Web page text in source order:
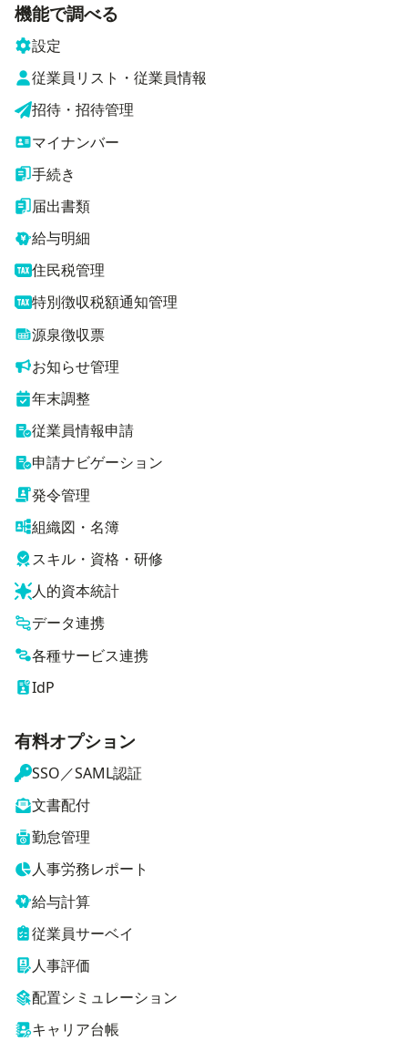
機能で調べる
設定
従業員リスト・従業員情報
招待・招待管理
マイナンバー
手続き
届出書類
給与明細
住民税管理
特別徴収税額通知管理
源泉徴収票
お知らせ管理
年末調整
従業員情報申請
申請ナビゲーション
発令管理
組織図・名簿
スキル・資格・研修
人的資本統計
データ連携
各種サービス連携
IdP
有料オプション
SSO／SAML認証
文書配付
勤怠管理
人事労務レポート
給与計算
従業員サーベイ
人事評価
配置シミュレーション
キャリア台帳